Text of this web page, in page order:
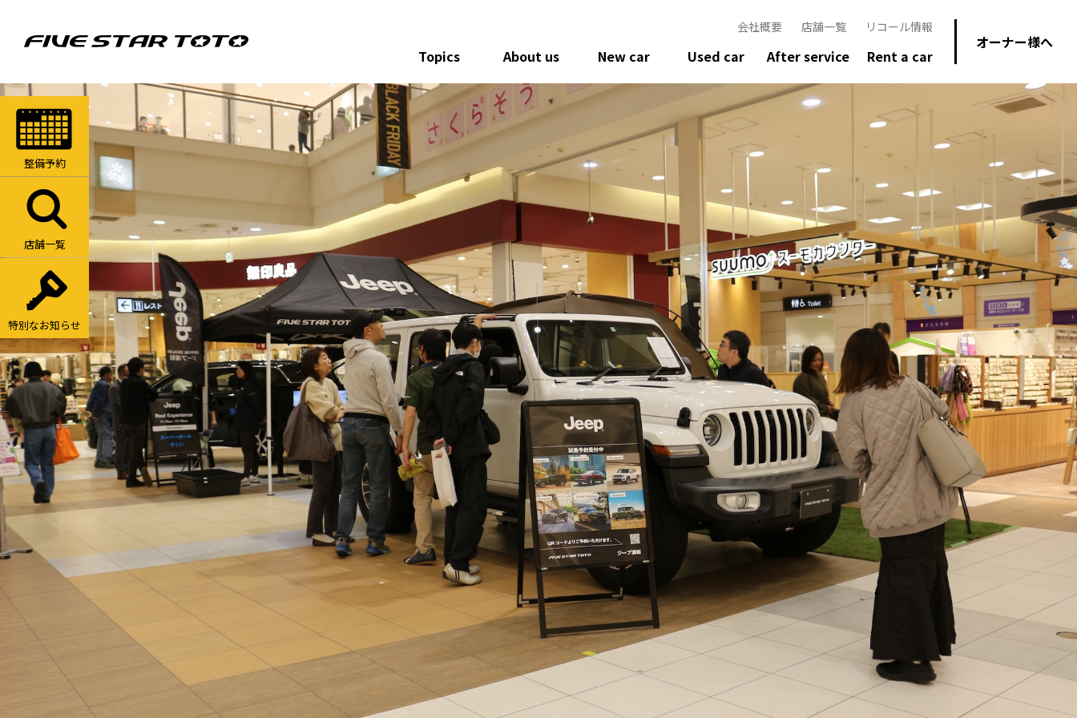
Topics About us New car Used car After service Rent a car
オーナー様へ
会社概要 店舗一覧 リコール情報
整備予約
店舗一覧
特別なお知らせ